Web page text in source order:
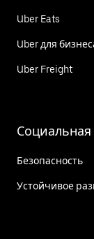
Uber Eats
Uber для
Uber Freight
Социальная
Безопасность
Устойчивое